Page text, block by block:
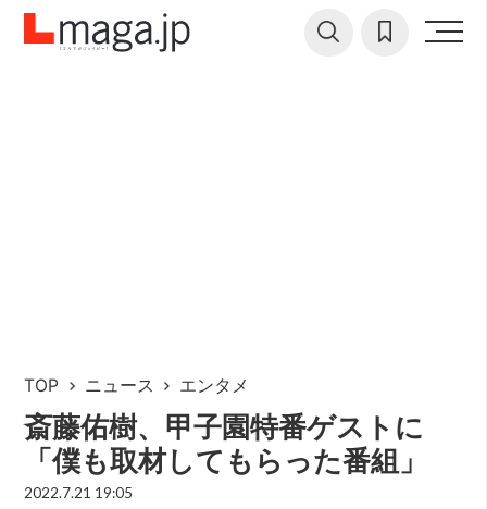
TOP ニュース エンタメ
斎藤佑樹、甲子園特番ゲストに
「僕も取材してもらった番組」
2022.7.21 19:05